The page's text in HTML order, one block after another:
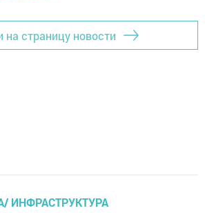
на страницу новости
ИНФРАСТРУКТУРА